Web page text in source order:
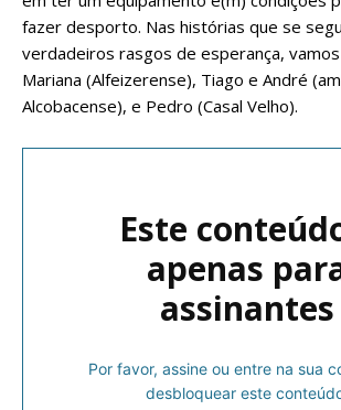
fazer desporto. Nas histórias que se
verdadeiros rasgos de esperança,
Mariana (Alfeizerense), Tiago e André
Alcobacense), e Pedro (Casal Velho).
Este
apenas
assinantes
Por favor, assine ou entre na sua
desbloquear este